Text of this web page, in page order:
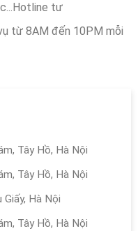
tư
từ 8AM đến 10PM mỗi
Tây Hồ, Hà Nội
Tây Hồ, Hà Nội
Giấy, Hà Nội
Tây Hồ, Hà Nội